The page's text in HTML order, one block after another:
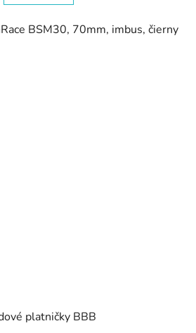
BSM30, 70mm, imbus, čierny
platničky BBB